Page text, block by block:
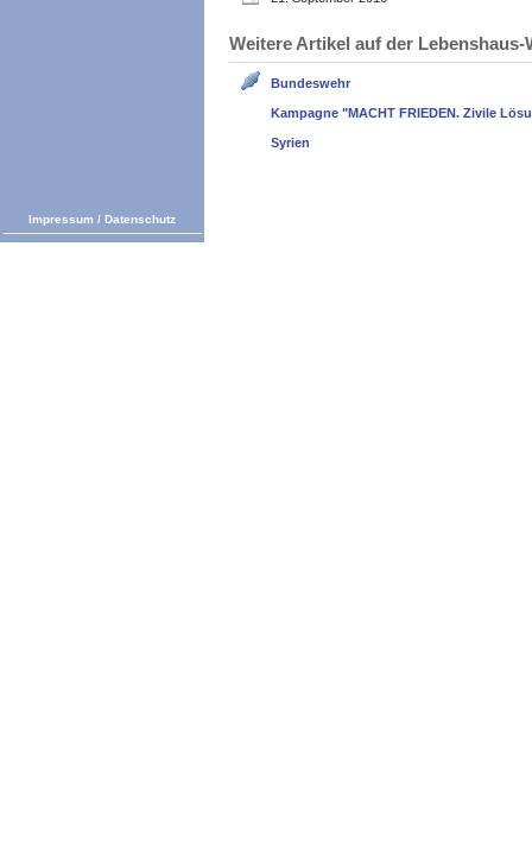
Weitere Artikel auf der
Bundeswehr
Kampagne "MACHT FRIEDEN. Zivile
Syrien
Impressum / Datenschutz